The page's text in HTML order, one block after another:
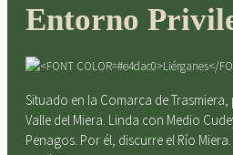
Entorno
Situado en la Comarca de
Valle del Miera. Linda con Medio
Penagos. Por él, discurre el Río